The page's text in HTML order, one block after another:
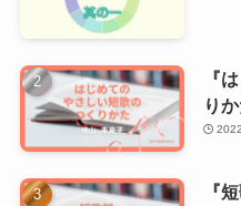
『
り
『